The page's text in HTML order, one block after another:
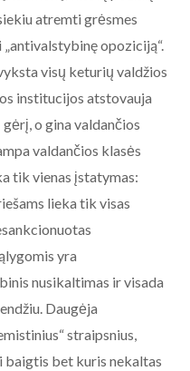
atremti grėsmes
opoziciją“.
visų keturių valdžios
institucijos atstovauja
o gina valdančios
valdančios klasės
tik vienas įstatymas:
lieka tik visas
yra
nusikaltimas ir visada
Daugėja
straipsnius,
baigtis bet kuris nekaltas